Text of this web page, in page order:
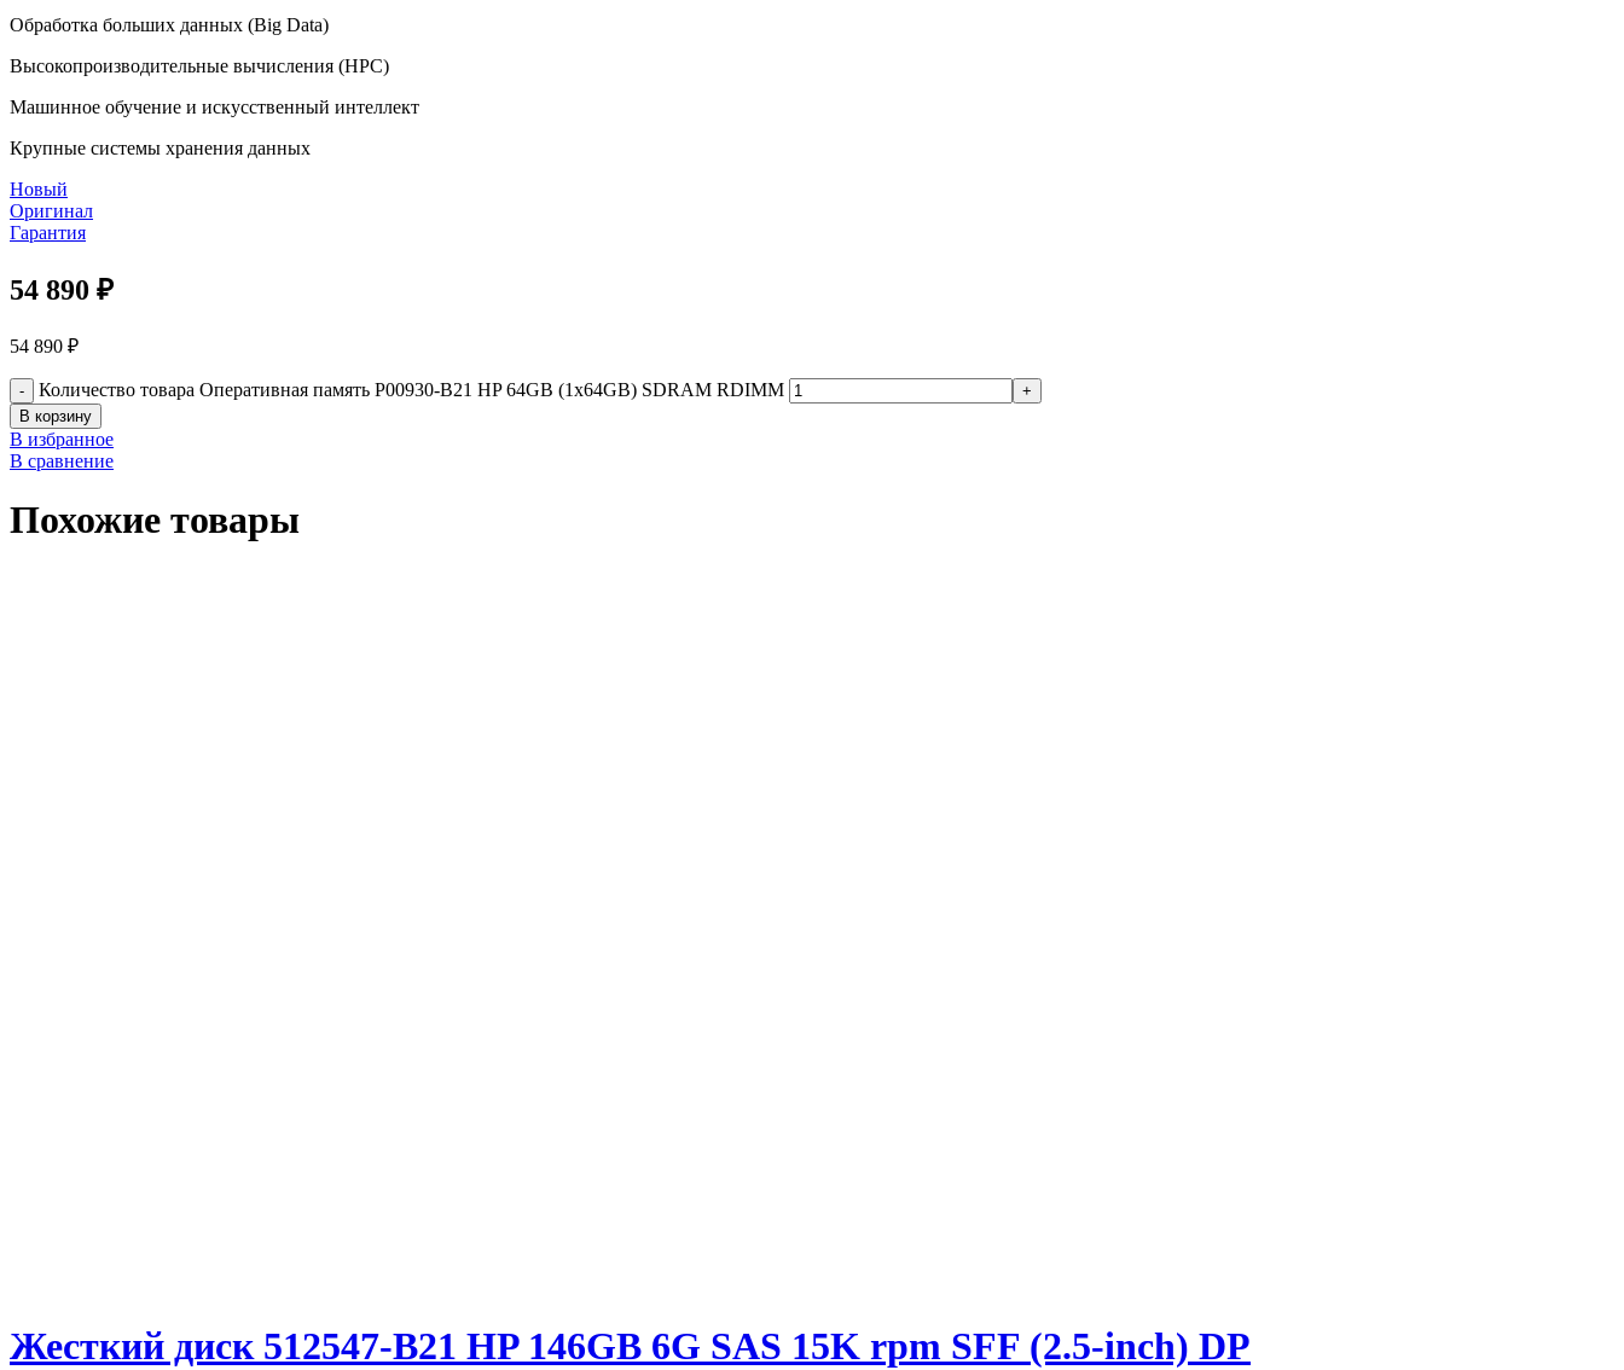
Обработка больших данных (Big Data)
Высокопроизводительные вычисления (HPC)
Машинное обучение и искусственный интеллект
Крупные системы хранения данных
Новый
Оригинал
Гарантия
54 890 ₽
54 890 ₽
Количество товара Оперативная память P00930-B21 HP 64GB (1x64GB) SDRAM RDIMM
В корзину
В избранное
В сравнение
Похожие товары
Жесткий диск 512547-B21 HP 146GB 6G SAS 15K rpm SFF (2.5-inch) DP